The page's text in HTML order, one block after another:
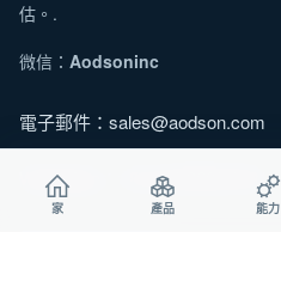
估。.
微信： Aodsoninc
電子郵件： sales@aodson.com
WhatsApp：+86 158 9600 2001
家 產品 能力